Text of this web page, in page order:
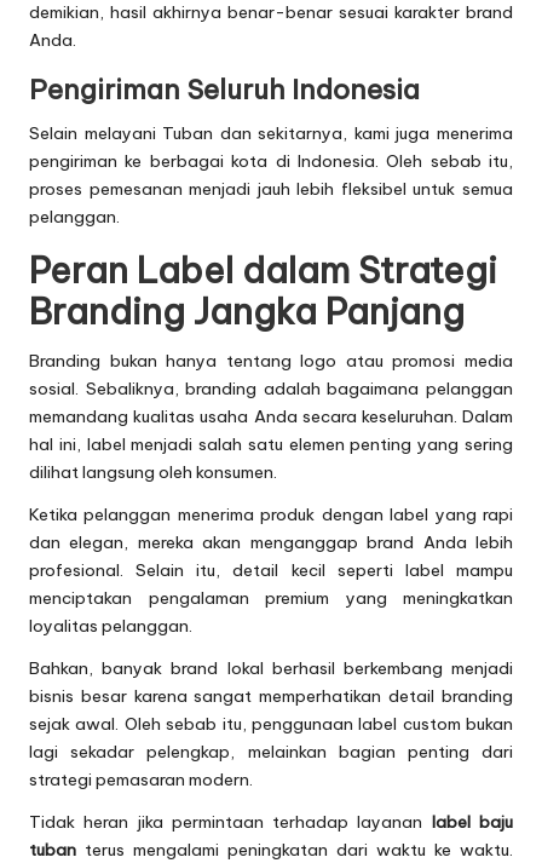
demikian, hasil akhirnya benar-benar sesuai karakter brand
Anda.
Pengiriman Seluruh Indonesia
Selain melayani Tuban dan sekitarnya, kami juga menerima
pengiriman ke berbagai kota di Indonesia. Oleh sebab itu,
proses pemesanan menjadi jauh lebih fleksibel untuk semua
pelanggan.
Peran Label dalam Strategi
Branding Jangka Panjang
Branding bukan hanya tentang logo atau promosi media
sosial. Sebaliknya, branding adalah bagaimana pelanggan
memandang kualitas usaha Anda secara keseluruhan. Dalam
hal ini, label menjadi salah satu elemen penting yang sering
dilihat langsung oleh konsumen.
Ketika pelanggan menerima produk dengan label yang rapi
dan elegan, mereka akan menganggap brand Anda lebih
profesional. Selain itu, detail kecil seperti label mampu
menciptakan pengalaman premium yang meningkatkan
loyalitas pelanggan.
Bahkan, banyak brand lokal berhasil berkembang menjadi
bisnis besar karena sangat memperhatikan detail branding
sejak awal. Oleh sebab itu, penggunaan label custom bukan
lagi sekadar pelengkap, melainkan bagian penting dari
strategi pemasaran modern.
Tidak heran jika permintaan terhadap layanan label baju
tuban terus mengalami peningkatan dari waktu ke waktu.